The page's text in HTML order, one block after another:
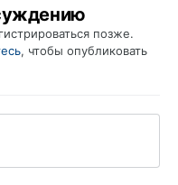
позже.
, чтобы опубликовать